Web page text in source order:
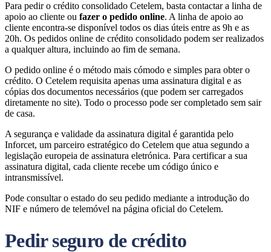
Para pedir o crédito consolidado Cetelem, basta contactar a linha de
apoio ao cliente ou fazer o pedido online. A linha de apoio ao
cliente encontra-se disponível todos os dias úteis entre as 9h e as
20h. Os pedidos online de crédito consolidado podem ser realizados
a qualquer altura, incluindo ao fim de semana.
O pedido online é o método mais cómodo e simples para obter o
crédito. O Cetelem requisita apenas uma assinatura digital e as
cópias dos documentos necessários (que podem ser carregados
diretamente no site). Todo o processo pode ser completado sem sair
de casa.
A segurança e validade da assinatura digital é garantida pelo
Inforcet, um parceiro estratégico do Cetelem que atua segundo a
legislação europeia de assinatura eletrónica. Para certificar a sua
assinatura digital, cada cliente recebe um código único e
intransmissível.
Pode consultar o estado do seu pedido mediante a introdução do
NIF e número de telemóvel na página oficial do Cetelem.
Pedir seguro de crédito